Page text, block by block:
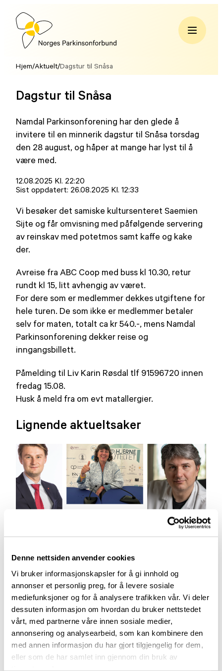
Denne nettsiden anvender cookies
Vi bruker informasjonskapsler for å gi innhold og
annonser et personlig preg, for å levere sosiale
mediefunksjoner og for å analysere trafikken vår. Vi deler
dessuten informasjon om hvordan du bruker nettstedet
vårt, med partnerne våre innen sosiale medier,
annonsering og analysearbeid, som kan kombinere den
med annen informasjon du har gjort tilgjengelig for dem,
eller som de har samlet inn gjennom din bruk av
Hopp
innholdNorges
Hjem/Aktuelt/Dagstur til Snåsa
Dagstur til Snåsa
Namdal Parkinsonforening har den glede å
invitere til en minnerik dagstur til Snåsa torsdag
den 28 august, og håper at mange har lyst til å
være med.
Lagt
ut
12.08.2025 Kl. 22:20
Sist oppdatert: 26.08.2025 Kl. 12:33
Vi besøker det samiske kultursenteret Saemien
Sijte og får omvisning med påfølgende servering
av reinskav med potetmos samt kaffe og kake
der.
Avreise fra ABC Coop med buss kl 10.30, retur
rundt kl 15, litt avhengig av været.
For dere som er medlemmer dekkes utgiftene for
hele turen. De som ikke er medlemmer betaler
selv for maten, totalt ca kr 540.-, mens Namdal
Parkinsonforening dekker reise og
inngangsbillett.
Påmelding til Liv Karin Røsdal tlf 91596720 innen
fredag 15.08.
Husk å meld fra om evt matallergier.
Lignende aktueltsaker
Aktuelt
Arendalsuka 2026
03.07.2026